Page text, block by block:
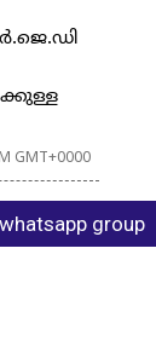
GMT+0000
group